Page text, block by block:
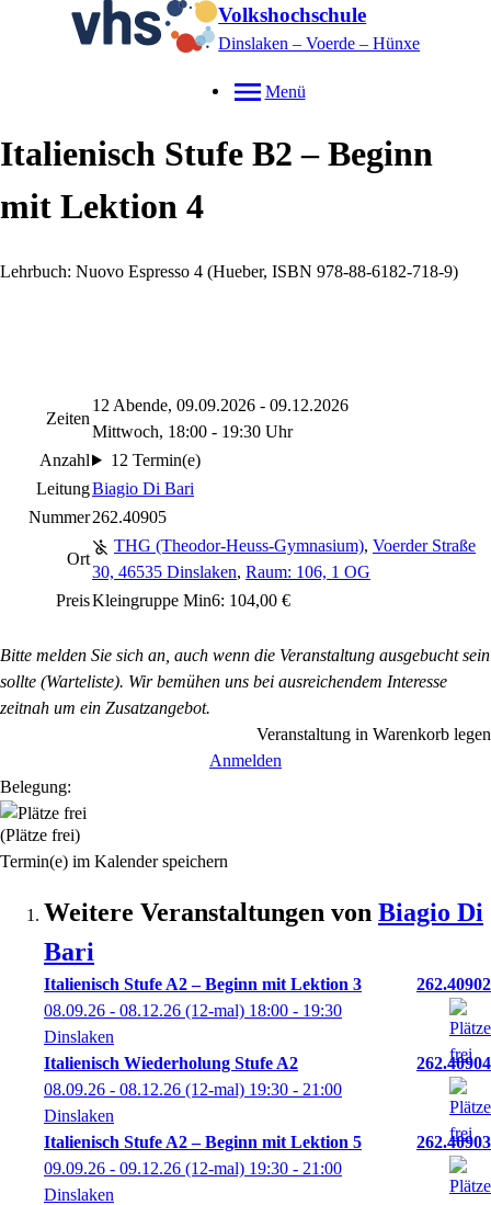
Volkshochschule
Dinslaken – Voerde – Hünxe
Menü
Italienisch Stufe B2 – Beginn
mit Lektion 4
Lehrbuch: Nuovo Espresso 4 (Hueber, ISBN 978-88-6182-718-9)
Zeiten
12 Abende, 09.09.2026 - 09.12.2026
Mittwoch, 18:00 - 19:30 Uhr
Anzahl
12 Termin(e)
LeitungBiagio Di Bari
Nummer262.40905
Ort
THG (Theodor-Heuss-Gymnasium), Voerder Straße
30, 46535 Dinslaken, Raum: 106, 1 OG
PreisKleingruppe Min6: 104,00 €
Bitte melden Sie sich an, auch wenn die Veranstaltung ausgebucht sein
sollte (Warteliste). Wir bemühen uns bei ausreichendem Interesse
zeitnah um ein Zusatzangebot.
Veranstaltung in Warenkorb legen
Anmelden
Belegung:
(Plätze frei)
Termin(e) im Kalender speichern
Weitere Veranstaltungen von Biagio Di
Bari
Italienisch Stufe A2 – Beginn mit Lektion 3
262.40902
08.09.26 - 08.12.26 (12-mal) 18:00 - 19:30
Dinslaken
Italienisch Wiederholung Stufe A2
262.40904
08.09.26 - 08.12.26 (12-mal) 19:30 - 21:00
Dinslaken
Italienisch Stufe A2 – Beginn mit Lektion 5
262.40903
09.09.26 - 09.12.26 (12-mal) 19:30 - 21:00
Dinslaken